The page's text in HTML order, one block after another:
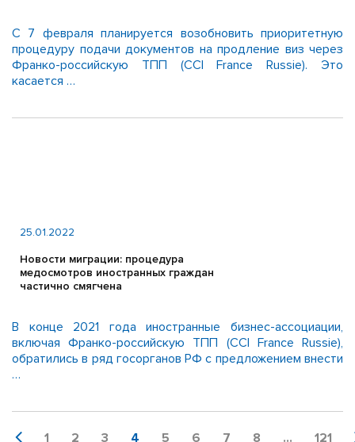
С 7 февраля планируется возобновить приоритетную
процедуру подачи документов на продление виз через
Франко-российскую ТПП (CCI France Russie). Это
касается …
25.01.2022
Новости миграции: процедура
медосмотров иностранных граждан
частично смягчена
В конце 2021 года иностранные бизнес-ассоциации,
включая Франко-российскую ТПП (CCI France Russie),
обратились в ряд госорганов РФ с предложением внести
…
1 2 3 4 5 6 7 8 ... 121